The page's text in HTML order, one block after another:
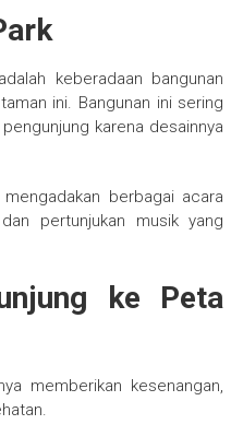
keberadaan bangunan
ini. Bangunan ini sering
karena desainnya
berbagai acara
pertunjukan musik yang
ke Peta
memberikan kesenangan,